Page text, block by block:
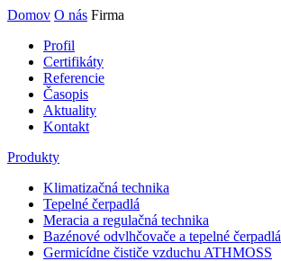
Domov O nás Firma
Profil
Certifikáty
Referencie
Časopis
Aktuality
Kontakt
Produkty
Klimatizačná technika
Tepelné čerpadlá
Meracia a regulačná technika
Bazénové odvlhčovače a tepelné čerpadlá
Germicídne čističe vzduchu ATHMOSS